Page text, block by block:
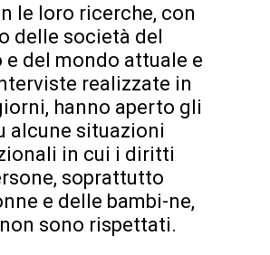
le loro ricerche, con
delle società del
e del mondo attuale e
realizzate in
hanno aperto gli
alcune situazioni
in cui i diritti
soprattutto
e delle bambi-ne,
sono rispettati.